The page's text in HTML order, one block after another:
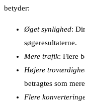
betyder:
Øget synlighed:
søgeresultaterne.
Mere trafik: Flere
Højere
betragtes som
Flere